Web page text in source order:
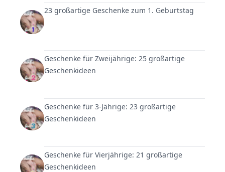
23 großartige Geschenke zum 1. Geburtstag
Geschenke für Zweijährige: 25 großartige
Geschenkideen
Geschenke für 3-Jährige: 23 großartige
Geschenkideen
Geschenke für Vierjährige: 21 großartige
Geschenkideen